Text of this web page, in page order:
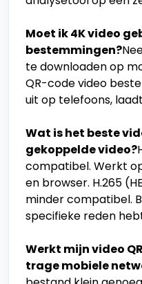
Moet ik 4K video
bestemmingen?
te downloaden op
QR-code video
uit op telefoons,
Wat is het beste
gekoppelde video?
compatibel. Werkt
en browser. H.265
minder compatibel.
specifieke reden
Werkt mijn video
trage mobiele